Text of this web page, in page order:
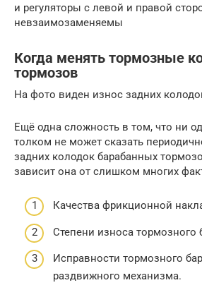
и регуляторы с левой и правой
невзаимозаменяемы
Когда менять тормозные
тормозов
На фото виден износ задних
Ещё одна сложность в том, что ни
толком не может сказать
задних колодок барабанных
зависит она от слишком многих
Качества фрикционной
Степени износа тормозного
Исправности тормозного
раздвижного механизма.